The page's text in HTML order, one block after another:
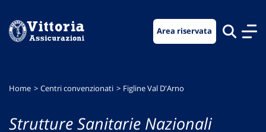
menu
contenuto
footer
Area riservata
Home Centri convenzionati Figline Val D'Arno
Strutture Sanitarie Nazionali